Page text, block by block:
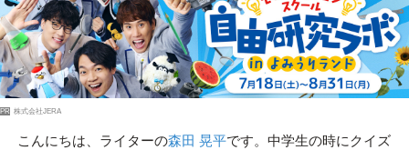
PR 株式会社JERA
こんにちは、ライターの森田 晃平です。中学生の時にクイズ